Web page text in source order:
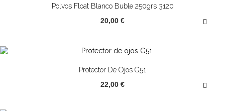
Polvos Float Blanco Buble 250grs 3120
20,00 €
Protector De Ojos G51
22,00 €